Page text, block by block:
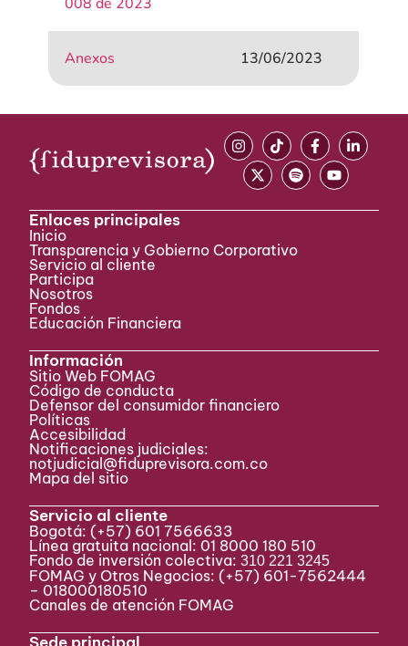
Anexos 13/06/2023
Enlaces principales
Inicio
Transparencia y Gobierno Corporativo
Servicio al cliente
Participa ​
Nosotros
Fondos
Educación Financiera
Información
Sitio Web FOMAG
Código de conducta
Defensor del consumidor financiero
Políticas
Accesibilidad
Notificaciones judiciales:
notjudicial@fiduprevisora.com.co
Mapa del sitio
Servicio al cliente
Bogotá: (+57) 601 7566633
Línea gratuita nacional: 01 8000 180 510
Fondo de inversión colectiva:310 221 3245
FOMAG y Otros Negocios: (+57) 601-7562444
– 018000180510
Canales de atención FOMAG